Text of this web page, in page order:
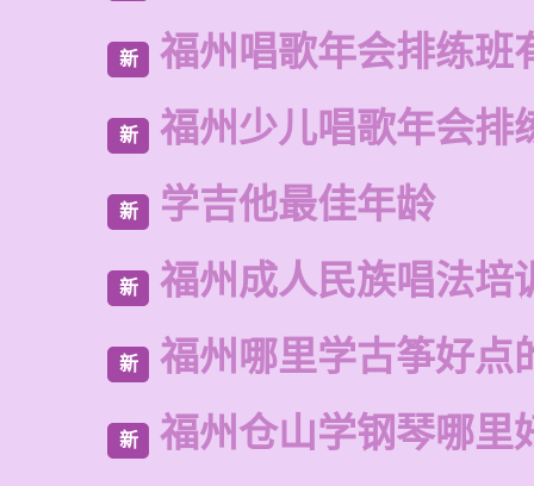
新 福州唱歌年会排练班
新 福州少儿唱歌年会排
新 学吉他最佳年龄
新 福州成人民族唱法培
新 福州哪里学古筝好点
新 福州仓山学钢琴哪里